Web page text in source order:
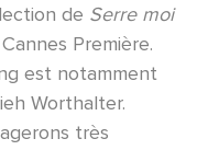
de Serre moi
Première.
est notamment
Worthalter.
très